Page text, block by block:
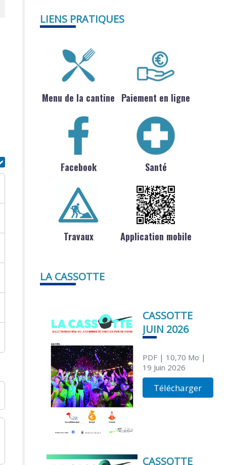
LIENS PRATIQUES
Menu de la cantine Paiement en ligne
Facebook Santé
Travaux Application mobile
LA CASSOTTE
CASSOTTE
JUIN 2026
PDF| 10,70 Mo |
19 Juin 2026
Télécharger
CASSOTTE